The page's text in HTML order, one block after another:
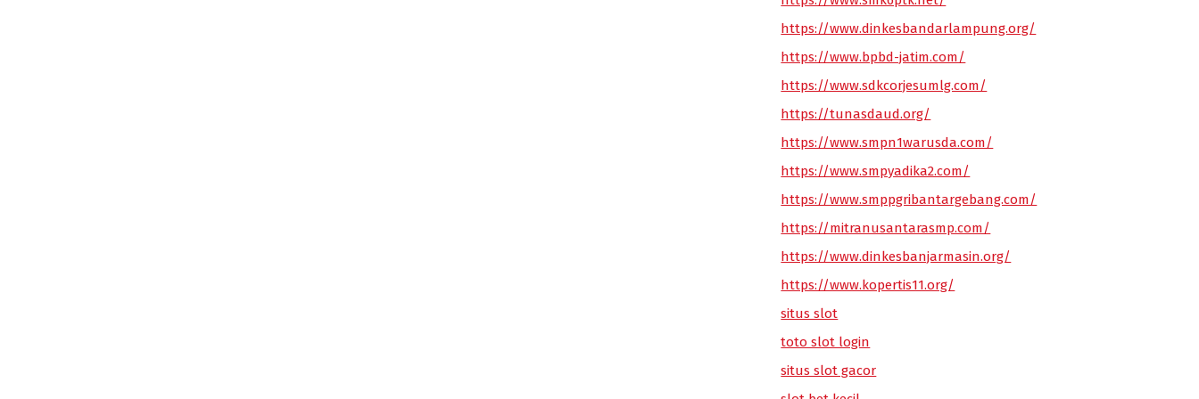
https://www.dinkesbandarlampung.org/
https://www.bpbd-jatim.com/
https://www.sdkcorjesumlg.com/
https://tunasdaud.org/
https://www.smpn1warusda.com/
https://www.smpyadika2.com/
https://www.smppgribantargebang.com/
https://mitranusantarasmp.com/
https://www.dinkesbanjarmasin.org/
https://www.kopertis11.org/
situs slot
toto slot login
situs slot gacor